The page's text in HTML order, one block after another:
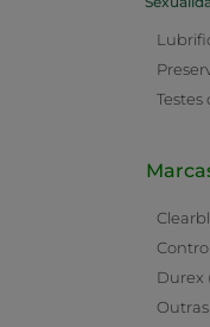
Testes
Control
Durex
Outras